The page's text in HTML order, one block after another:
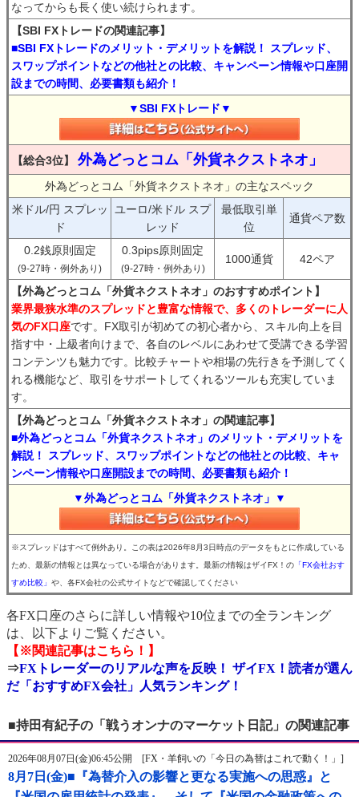
なってからも長く使い続けられます。
【SBI FXトレードの関連記事】
■SBI FXトレードのメリット・デメリットを解説！ スプレッド、
スワップポイントなどの他社との比較、キャンペーン情報や口座開
設までの時間、必要書類も紹介！
▼SBI FXトレード▼
【総合3位】 外為どっとコム「外貨ネクストネオ」
外為どっとコム「外貨ネクストネオ」の主なスペック
米ドル/円 スプレッ
ド
ユーロ/米ドル スプ
レッド
最低取引単
位
通貨ペア数
0.2銭原則固定
(9-27時・例外あり)
0.3pips原則固定
(9-27時・例外あり)
1000通貨 42ペア
【外為どっとコム「外貨ネクストネオ」のおすすめポイント】
業界最狭水準のスプレッドと豊富な情報で、多くのトレーダーに人
気のFX口座です。FX取引が初めての初心者から、スキル向上を目
指す中・上級者向けまで、各自のレベルにあわせて受講できる学習
コンテンツも魅力です。比較チャートや相場の先行きを予測してく
れる機能など、取引をサポートしてくれるツールも充実していま
す。
【外為どっとコム「外貨ネクストネオ」の関連記事】
■外為どっとコム「外貨ネクストネオ」のメリット・デメリットを
解説！ スプレッド、スワップポイントなどの他社との比較、キャ
ンペーン情報や口座開設までの時間、必要書類も紹介！
▼外為どっとコム「外貨ネクストネオ」▼
※スプレッドはすべて例外あり。この表は2026年8月3日時点のデータをもとに作成している
ため、最新の情報とは異なっている場合があります。最新の情報はザイFX！の 「FX会社おす
すめ比較」 や、各FX会社の公式サイトなどで確認してください
各FX口座のさらに詳しい情報や10位までの全ランキング
は、以下よりご覧ください。
【※関連記事はこちら！】
⇒FXトレーダーのリアルな声を反映！ ザイFX！読者が選ん
だ「おすすめFX会社」人気ランキング！
■持田有紀子の「戦うオンナのマーケット日記」の関連記事
2026年08月07日(金)06:45公開 [FX・羊飼いの「今日の為替はこれで動く！」]
8月7日(金)■『為替介入の影響と更なる実施への思惑』と